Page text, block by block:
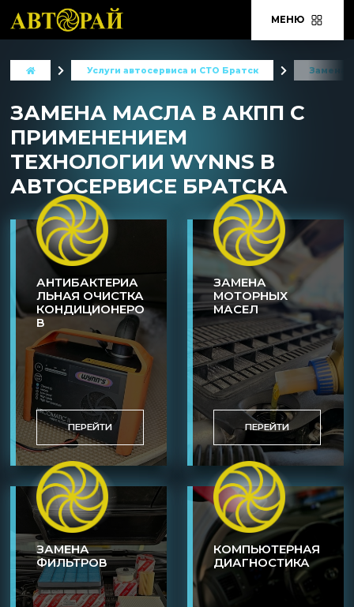
МЕНЮ
Услуги автосервиса и СТО Братск Замена
ЗАМЕНА МАСЛА В АКПП С
ПРИМЕНЕНИЕМ
ТЕХНОЛОГИИ WYNNS В
АВТОСЕРВИСЕ БРАТСКА
АНТИБАКТЕРИА
ЛЬНАЯ ОЧИСТКА
КОНДИЦИОНЕРО
В
ПЕРЕЙТИ
ЗАМЕНА
МОТОРНЫХ
МАСЕЛ
ПЕРЕЙТИ
ЗАМЕНА
ФИЛЬТРОВ
КОМПЬЮТЕРНАЯ
ДИАГНОСТИКА